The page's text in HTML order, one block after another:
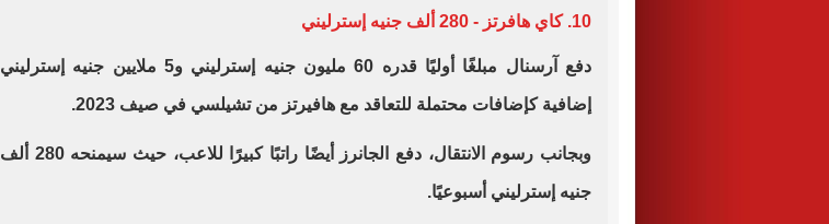
10. كاي هافرتز - 280 ألف جنيه إسترليني
دفع آرسنال مبلغًا أوليًا قدره 60 مليون جنيه إسترليني و5 ملايين جنيه إسترليني
إضافية كإضافات محتملة للتعاقد مع هافيرتز من تشيلسي في صيف 2023.
وبجانب رسوم الانتقال، دفع الجانرز أيضًا راتبًا كبيرًا للاعب، حيث سيمنحه 280 ألف
جنيه إسترليني أسبوعيًا.